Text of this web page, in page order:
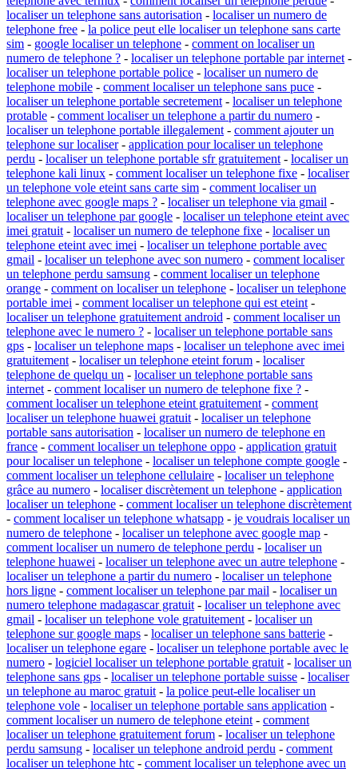
localiser un telephone sans autorisation - localiser un numero de
telephone free - la police peut elle localiser un telephone sans carte
sim - google localiser un telephone - comment on localiser un
numero de telephone ? - localiser un telephone portable par internet -
localiser un telephone portable police - localiser un numero de
telephone mobile - comment localiser un telephone sans puce -
localiser un telephone portable secretement - localiser un telephone
protable - comment localiser un telephone a partir du numero -
localiser un telephone portable illegalement - comment ajouter un
telephone sur localiser- application pour localiser un telephone
perdu - localiser un telephone portable sfr gratuitement - localiser un
telephone kali linux - comment localiser un telephone fixe - localiser
un telephone vole eteint sans carte sim - comment localiser un
telephone avec google maps ? - localiser un telephone via gmail -
localiser un telephone par google - localiser un telephone eteint avec
imei gratuit - localiser un numero de telephone fixe - localiser un
telephone eteint avec imei - localiser un telephone portable avec
gmail - localiser un telephone avec son numero - comment localiser
un telephone perdu samsung - comment localiser un telephone
orange - comment on localiser un telephone - localiser un telephone
portable imei - comment localiser un telephone qui est eteint -
localiser un telephone gratuitement android - comment localiser un
telephone avec le numero ? - localiser un telephone portable sans
gps - localiser un telephone maps - localiser un telephone avec imei
gratuitement - localiser un telephone eteint forum - localiser
telephone de quelqu un - localiser un telephone portable sans
internet - comment localiser un numero de telephone fixe ? -
comment localiser un telephone eteint gratuitement - comment
localiser un telephone huawei gratuit - localiser un telephone
portable sans autorisation - localiser un numero de telephone en
france - comment localiser un telephone oppo - application gratuit
pour localiser un telephone - localiser un telephone compte google -
comment localiser un telephone cellulaire - localiser un telephone
grâce au numero - localiser discrètement un telephone - application
localiser un telephone - comment localiser un telephone discrètement
- comment localiser un telephone whatsapp - je voudrais localiser un
numero de telephone - localiser un telephone avec google map -
comment localiser un numero de telephone perdu - localiser un
telephone huawei - localiser un telephone avec un autre telephone -
localiser un telephone a partir du numero - localiser un telephone
hors ligne - comment localiser un telephone par mail - localiser un
numero telephone madagascar gratuit - localiser un telephone avec
gmail - localiser un telephone vole gratuitement - localiser un
telephone sur google maps - localiser un telephone sans batterie -
localiser un telephone egare - localiser un telephone portable avec le
numero - logiciel localiser un telephone portable gratuit - localiser un
telephone sans gps - localiser un telephone portable suisse - localiser
un telephone au maroc gratuit - la police peut-elle localiser un
telephone vole - localiser un telephone portable sans application -
comment localiser un numero de telephone eteint - comment
localiser un telephone gratuitement forum - localiser un telephone
perdu samsung - localiser un telephone android perdu - comment
localiser un telephone htc - comment localiser un telephone avec un